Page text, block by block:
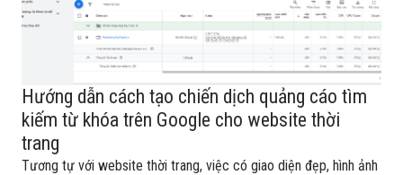
Hướng dẫn cách tạo chiến dịch quảng cáo tìm
kiếm từ khóa trên Google cho website thời
trang
Tương tự với website thời trang, việc có giao diện đẹp, hình ảnh